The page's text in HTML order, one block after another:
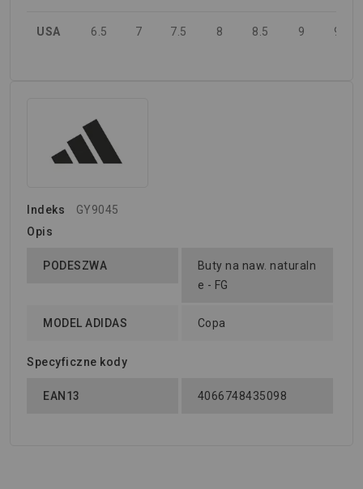
USA 6.5 7 7.5 8 8.5 9 9.5
Indeks
GY9045
Opis
PODESZWA
Buty na naw. naturaln
e - FG
MODEL ADIDAS Copa
Specyficzne kody
EAN13 4066748435098